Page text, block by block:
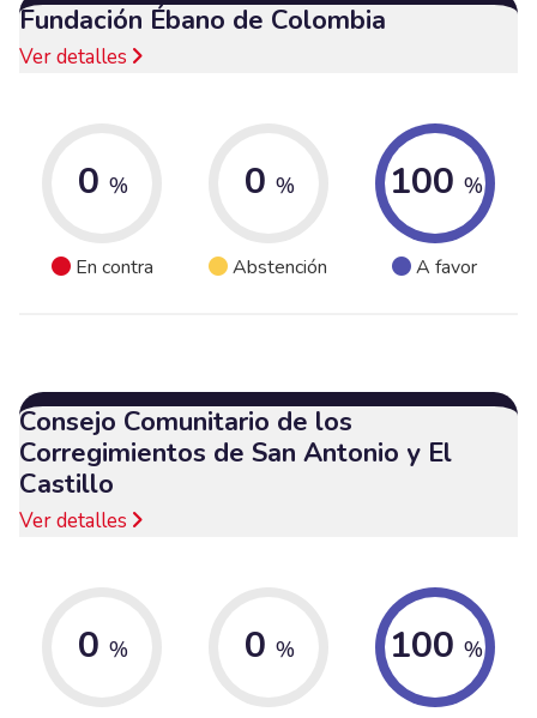
Fundación Ébano de Colombia
Ver detalles
0 %
En contra
0 %
Abstención
100 %
A favor
Consejo Comunitario de los
Corregimientos de San Antonio y El
Castillo
Ver detalles
0 % 0 % 100 %